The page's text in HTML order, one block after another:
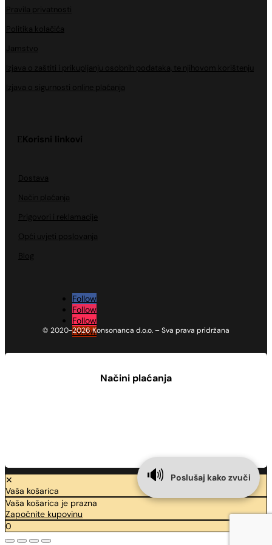
Pravila privatnosti
Politika kolačića
Jamstvo
Izjava o zaštiti i prikupljanju osobnih podataka, te njihovom korištenju
Izjava o sigurnosti online plaćanja
Korisni linkovi
Dostava
Način plaćanja
Prigovori i reklamacije
Opći uvjeti poslovanja
Blog
Follow
Follow
Follow
Follow
© 2020-2026 Konsonanca d.o.o. – Sva prava pridržana
Načini plaćanja
🔊 Poslušaj kako zvuči
✕
Vaša košarica
Vaša košarica je prazna
Započnite kupovinu
0